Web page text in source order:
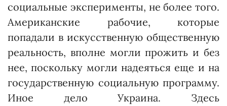
социальные эксперименты, не более того.
Аме­риканские рабочие, которые
попадали в искусственную общественную
реальность, вполне могли прожить и без
нее, поскольку могли надеяться еще и на
государственную социальную программу.
Иное дело Украина. Здесь